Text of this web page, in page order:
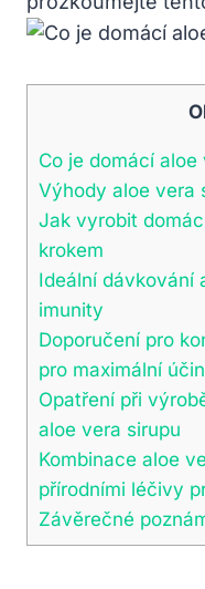
Co je domácí
Výhody aloe vera
Jak vyrobit
krokem
Ideální dávkování
imunity
Doporučení pro
pro maximální
Opatření při
aloe vera sirupu
Kombinace aloe
přírodními léčivy
Závěrečné